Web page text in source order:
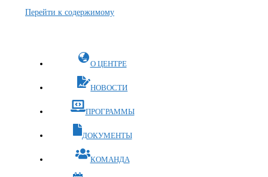
Перейти к содержимому
О ЦЕНТРЕ
НОВОСТИ
ПРОГРАММЫ
ДОКУМЕНТЫ
КОМАНДА